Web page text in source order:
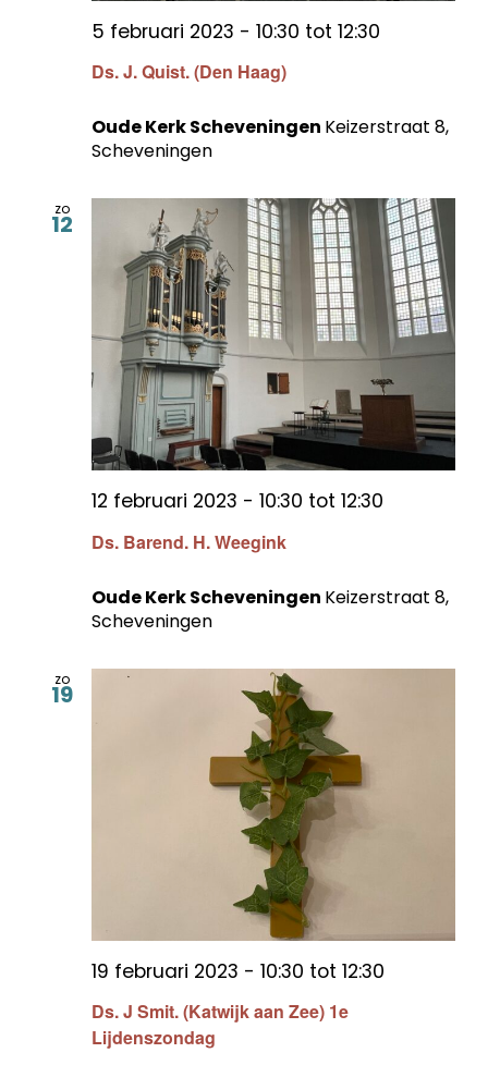
Ds. J. Quist. (Den Haag)
5 februari 2023 - 10:30 tot 12:30
Oude Kerk Scheveningen Keizerstraat 8,
Scheveningen
zo
12
Ds. Barend. H. Weegink
12 februari 2023 - 10:30 tot 12:30
Oude Kerk Scheveningen Keizerstraat 8,
Scheveningen
zo
19
Ds. J Smit. (Katwijk aan Zee) 1e
Lijdenszondag
19 februari 2023 - 10:30 tot 12:30